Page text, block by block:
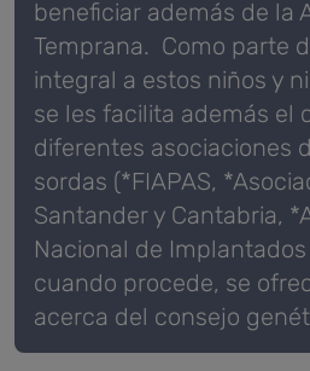
beneficiar además de la
Temprana. Como parte
integral a estos niños y
se les facilita además el
diferentes asociaciones
sordas (*FIAPAS,
Santander y Cantabria,
Nacional de Implantados
cuando procede, se
acerca del consejo